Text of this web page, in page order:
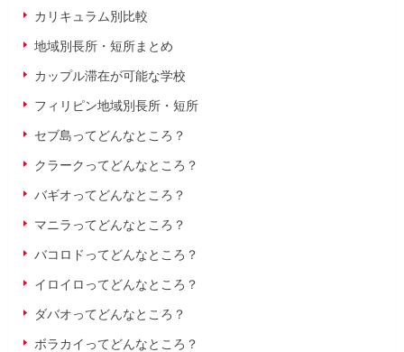
カリキュラム別比較
地域別長所・短所まとめ
カップル滞在が可能な学校
フィリピン地域別長所・短所
セブ島ってどんなところ？
クラークってどんなところ？
バギオってどんなところ？
マニラってどんなところ？
バコロドってどんなところ？
イロイロってどんなところ？
ダバオってどんなところ？
ボラカイってどんなところ？